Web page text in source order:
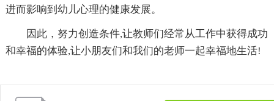
进而影响到幼儿心理的健康发展。
因此，努力创造条件,让教师们经常从工作中获得成功
和幸福的体验,让小朋友们和我们的老师一起幸福地生活!